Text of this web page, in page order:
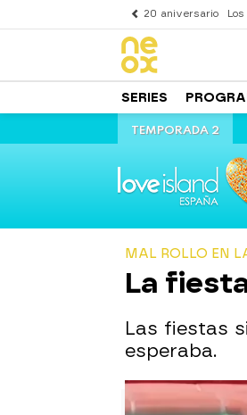
20 aniversario
SERIES
TEMPORADA 2
MAL ROLLO EN
La
Las fiestas
esperaba.